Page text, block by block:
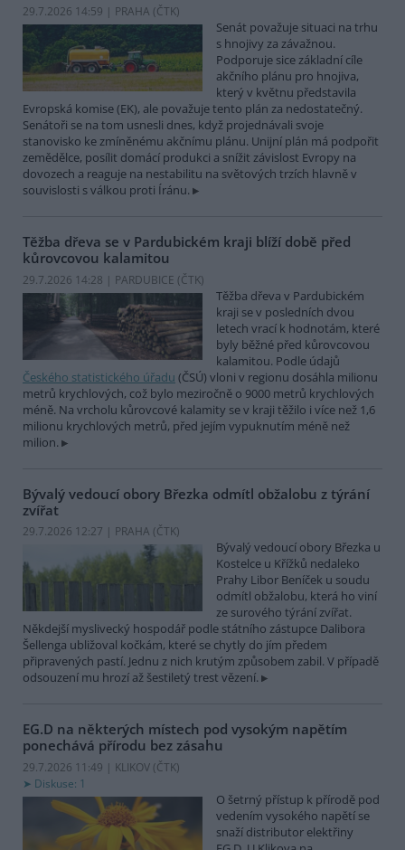
29.7.2026 14:59 | PRAHA (ČTK)
Senát považuje situaci na trhu
s hnojivy za závažnou.
Podporuje sice základní cíle
akčního plánu pro hnojiva,
který v květnu představila
Evropská komise (EK), ale považuje tento plán za nedostatečný.
Senátoři se na tom usnesli dnes, když projednávali svoje
stanovisko ke zmíněnému akčnímu plánu. Unijní plán má podpořit
zemědělce, posílit domácí produkci a snížit závislost Evropy na
dovozech a reaguje na nestabilitu na světových trzích hlavně v
souvislosti s válkou proti Íránu.
Těžba dřeva se v Pardubickém kraji blíží době před
kůrovcovou kalamitou
29.7.2026 14:28 | PARDUBICE (ČTK)
Těžba dřeva v Pardubickém
kraji se v posledních dvou
letech vrací k hodnotám, které
byly běžné před kůrovcovou
kalamitou. Podle údajů
Českého statistického úřadu (ČSÚ) vloni v regionu dosáhla milionu
metrů krychlových, což bylo meziročně o 9000 metrů krychlových
méně. Na vrcholu kůrovcové kalamity se v kraji těžilo i více než 1,6
milionu krychlových metrů, před jejím vypuknutím méně než
milion.
Bývalý vedoucí obory Březka odmítl obžalobu z týrání
zvířat
29.7.2026 12:27 | PRAHA (ČTK)
Bývalý vedoucí obory Březka u
Kostelce u Křížků nedaleko
Prahy Libor Beníček u soudu
odmítl obžalobu, která ho viní
ze surového týrání zvířat.
Někdejší myslivecký hospodář podle státního zástupce Dalibora
Šellenga ubližoval kočkám, které se chytly do jím předem
připravených pastí. Jednu z nich krutým způsobem zabil. V případě
odsouzení mu hrozí až šestiletý trest vězení.
EG.D na některých místech pod vysokým napětím
ponechává přírodu bez zásahu
29.7.2026 11:49 | KLIKOV (ČTK)
Diskuse: 1
O šetrný přístup k přírodě pod
vedením vysokého napětí se
snaží distributor elektřiny